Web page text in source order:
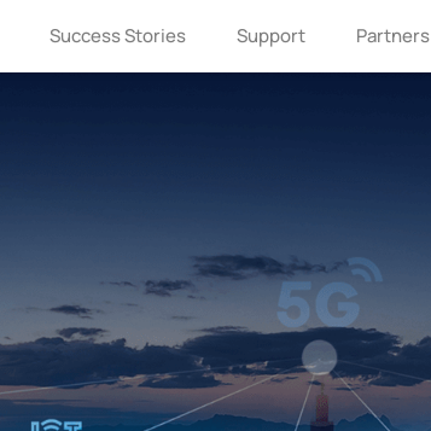
Success Stories Support Partners
If you are interested in Milesight, please
leave us a message.